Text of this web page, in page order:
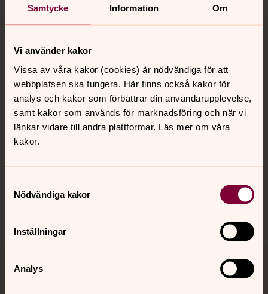
Samtycke Information Om
Vi använder kakor
Vissa av våra kakor (cookies) är nödvändiga för att
webbplatsen ska fungera. Här finns också kakor för
analys och kakor som förbättrar din användarupplevelse,
samt kakor som används för marknadsföring och när vi
länkar vidare till andra plattformar. Läs mer om våra
kakor.
Nödvändiga kakor
Inställningar
Analys
Kontakt
Kalender
Hitta snabbt
Jourhavande präst